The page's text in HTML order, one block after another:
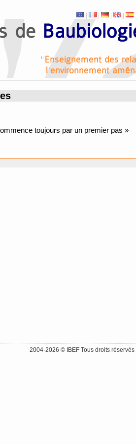
toujours par un premier pas »
2004-2026 © IBEF Tous droits réservés |